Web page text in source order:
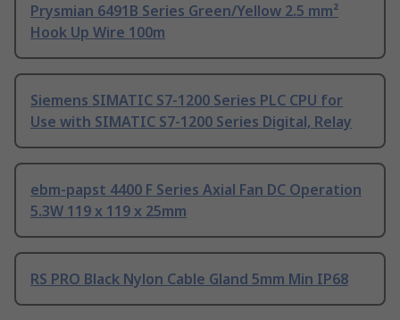
Prysmian 6491B Series Green/Yellow 2.5 mm²
Hook Up Wire 100m
Siemens SIMATIC S7-1200 Series PLC CPU for
Use with SIMATIC S7-1200 Series Digital, Relay
ebm-papst 4400 F Series Axial Fan DC Operation
5.3W 119 x 119 x 25mm
RS PRO Black Nylon Cable Gland 5mm Min IP68